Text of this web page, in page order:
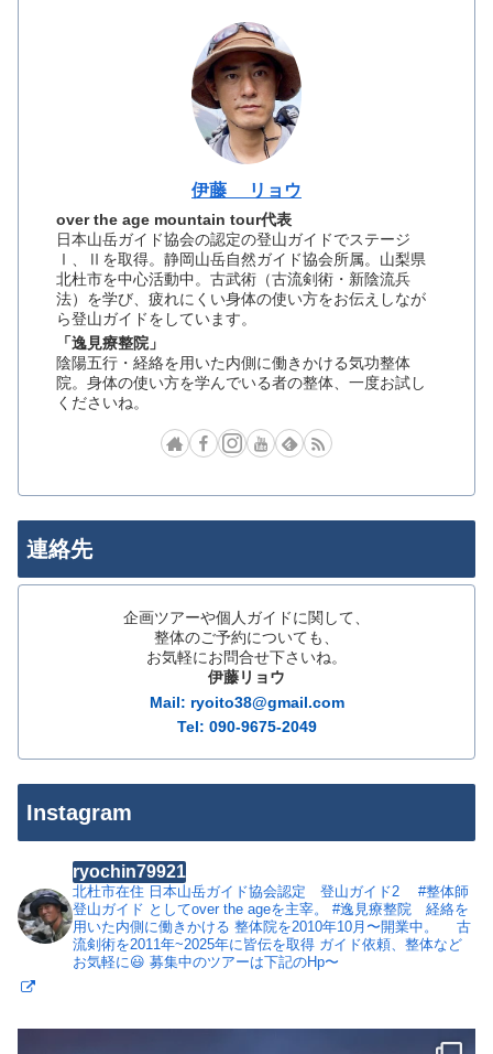
伊藤 リョウ
over the age mountain tour代表
日本山岳ガイド協会の認定の登山ガイドでステージ
Ⅰ、Ⅱを取得。静岡山岳自然ガイド協会所属。山梨県
北杜市を中心活動中。古武術（古流剣術・新陰流兵
法）を学び、疲れにくい身体の使い方をお伝えしなが
ら登山ガイドをしています。
「逸見療整院」
陰陽五行・経絡を用いた内側に働きかける気功整体
院。身体の使い方を学んでいる者の整体、一度お試し
くださいね。
連絡先
企画ツアーや個人ガイドに関して、
整体のご予約についても、
お気軽にお問合せ下さいね。
伊藤リョウ
Mail: ryoito38@gmail.com
Tel: 090-9675-2049
Instagram
ryochin79921
北杜市在住 日本山岳ガイド協会認定 登山ガイド2
#整体師
登山ガイド としてover the ageを主宰。
#逸見療整院 経絡を
用いた内側に働きかける 整体院を2010年10月〜開業中。
古
流剣術を2011年~2025年に皆伝を取得 ガイド依頼、整体など
お気軽に😃 募集中のツアーは下記のHp〜